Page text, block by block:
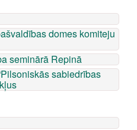
domes komiteju
seminārā Repinā
sabiedrības